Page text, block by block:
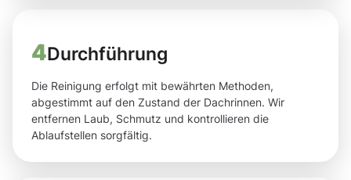
4Durchführung
Die Reinigung erfolgt mit bewährten Methoden,
abgestimmt auf den Zustand der Dachrinnen. Wir
entfernen Laub, Schmutz und kontrollieren die
Ablaufstellen sorgfältig.